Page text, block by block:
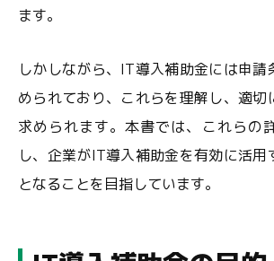
ます。
しかしながら、IT導入補助金には申請
められており、これらを理解し、適切
求められます。本書では、これらの
し、企業がIT導入補助金を有効に活用
となることを目指しています。